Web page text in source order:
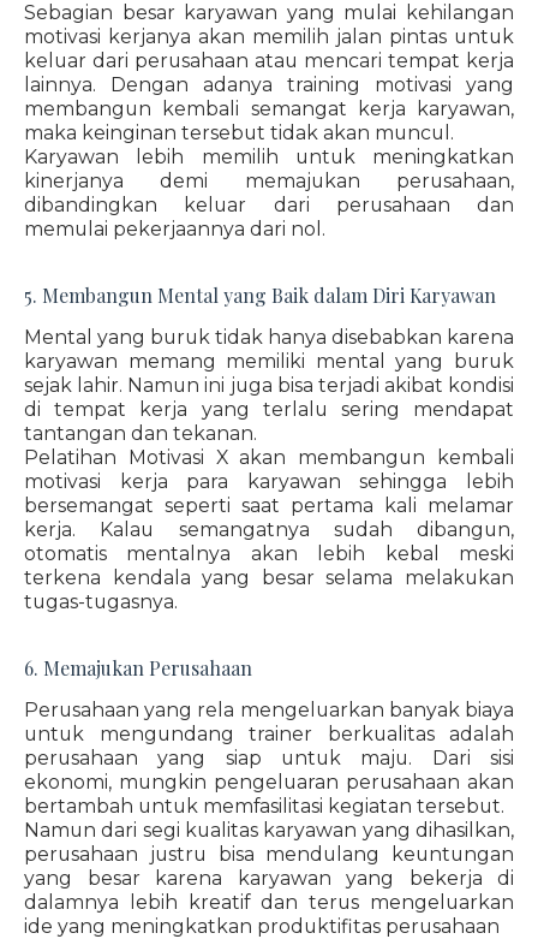
Sebagian besar karyawan yang mulai kehilangan
motivasi kerjanya akan memilih jalan pintas untuk
keluar dari perusahaan atau mencari tempat kerja
lainnya. Dengan adanya training motivasi yang
membangun kembali semangat kerja karyawan,
maka keinginan tersebut tidak akan muncul.
Karyawan lebih memilih untuk meningkatkan
kinerjanya demi memajukan perusahaan,
dibandingkan keluar dari perusahaan dan
memulai pekerjaannya dari nol.
5. Membangun Mental yang Baik dalam Diri Karyawan
Mental yang buruk tidak hanya disebabkan karena
karyawan memang memiliki mental yang buruk
sejak lahir. Namun ini juga bisa terjadi akibat kondisi
di tempat kerja yang terlalu sering mendapat
tantangan dan tekanan.
Pelatihan Motivasi X akan membangun kembali
motivasi kerja para karyawan sehingga lebih
bersemangat seperti saat pertama kali melamar
kerja. Kalau semangatnya sudah dibangun,
otomatis mentalnya akan lebih kebal meski
terkena kendala yang besar selama melakukan
tugas-tugasnya.
6. Memajukan Perusahaan
Perusahaan yang rela mengeluarkan banyak biaya
untuk mengundang trainer berkualitas adalah
perusahaan yang siap untuk maju. Dari sisi
ekonomi, mungkin pengeluaran perusahaan akan
bertambah untuk memfasilitasi kegiatan tersebut.
Namun dari segi kualitas karyawan yang dihasilkan,
perusahaan justru bisa mendulang keuntungan
yang besar karena karyawan yang bekerja di
dalamnya lebih kreatif dan terus mengeluarkan
ide yang meningkatkan produktifitas perusahaan